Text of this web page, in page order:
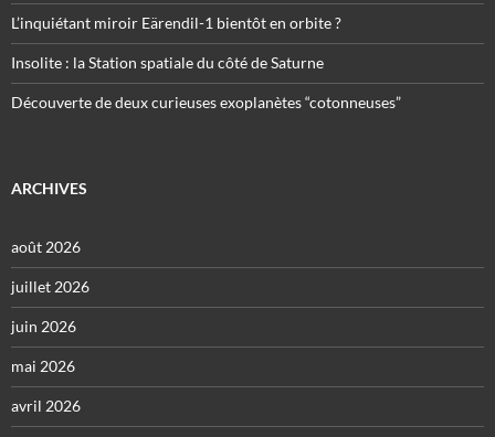
L’inquiétant miroir Eärendil-1 bientôt en orbite ?
Insolite : la Station spatiale du côté de Saturne
Découverte de deux curieuses exoplanètes “cotonneuses”
ARCHIVES
août 2026
juillet 2026
juin 2026
mai 2026
avril 2026